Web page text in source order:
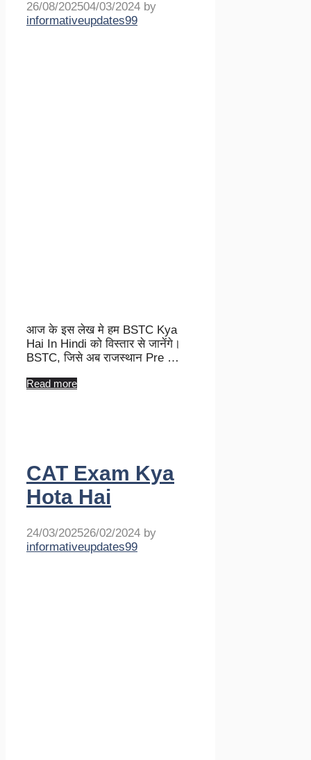
26/08/202504/03/2024 by
informativeupdates99
आज के इस लेख मे हम BSTC Kya
Hai In Hindi को विस्तार से जानेंगे।
BSTC, जिसे अब राजस्थान Pre …
Read more
CAT Exam Kya
Hota Hai
24/03/202526/02/2024 by
informativeupdates99